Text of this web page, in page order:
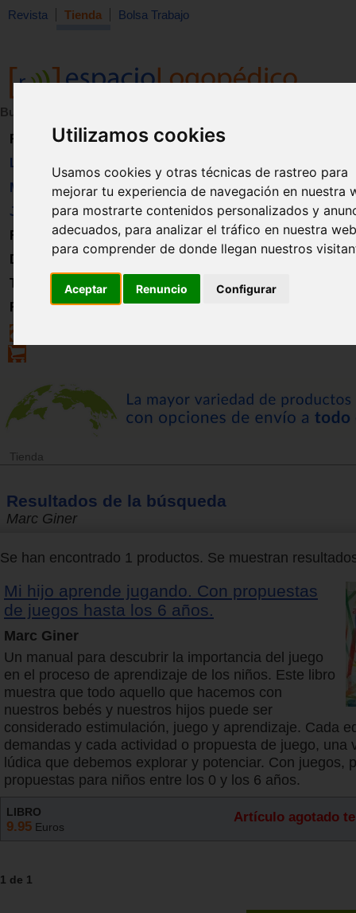
Utilizamos cookies
Usamos cookies y otras técnicas de rastreo para
mejorar tu experiencia de navegación en nuestra
para mostrarte contenidos personalizados y
adecuados, para analizar el tráfico en nuestra
para comprender de donde llegan nuestros
Aceptar Renuncio Configurar
Revista Tienda Bolsa Trabajo
Buscar:
Revista
Libros
Material
Juguetes
Formación
Directorio
Trabajo
Registro
Tienda
Resultados de la búsqueda
Marc Giner
Se han encontrado 1 productos. Se muestran
Mi hijo aprende jugando. Con propuestas
de juegos hasta los 6 años.
Marc Giner
Un manual para descubrir la importancia del juego
en el proceso de aprendizaje de los niños. Este libro
muestra que todo aquello que hacemos con
nuestros bebés y nuestros hijos puede ser
considerado estimulación, juego y aprendizaje. Cada
demandas y cada actividad o propuesta de juego, una
lúdica que debemos explorar y potenciar. Con juegos,
propuestas para niños entre los 0 y los 6 años.
LIBRO
9.95 Euros
Artículo agotado
1 de 1